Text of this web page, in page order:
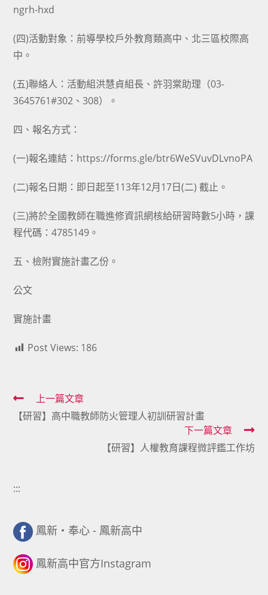
ngrh-hxd
(四)活動對象：前導學校戶外教育類高中、北三區校際高
中。
(五)聯絡人：活動組洪慧貞組長、許羽棠助理（03-
3645761#302、308）。
四、報名方式：
(一)報名連結：https://forms.gle/btr6WeSVuvDLvnoPA
(二)報名日期：即日起至113年12月17日(二) 截止。
(三)將於全國教師在職進修資訊網核給研習時數5小時，課
程代碼：4785149。
五、檢附實施計畫乙份。
公文
實施計畫
Post Views: 186
Read
more
上一篇文章
【研習】高中職教師防火管理人初訓研習計畫
下一篇文章
【研習】人權教育課程微評鑑工作坊
:::
鳳新・奉心 - 鳳新高中
鳳新高中官方Instagram